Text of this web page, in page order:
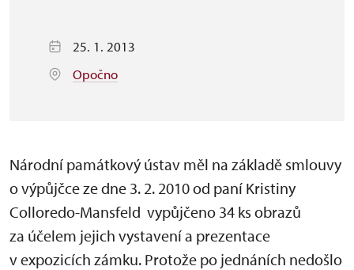
25. 1. 2013
Opočno
Národní památkový ústav měl na základě smlouvy
o výpůjčce ze dne 3. 2. 2010 od paní Kristiny
Colloredo-Mansfeld vypůjčeno 34 ks obrazů
za účelem jejich vystavení a prezentace
v expozicích zámku. Protože po jednáních nedošlo